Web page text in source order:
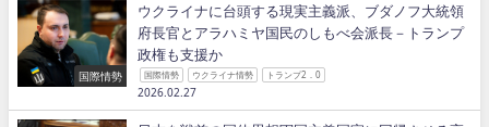
国際情勢
ウクライナに台頭する現実主義派、ブダノフ大統領
府長官とアラハミヤ国民のしもべ会派長－トランプ
政権も支援か
国際情勢 ウクライナ情勢 トランプ2．0
2026.02.27